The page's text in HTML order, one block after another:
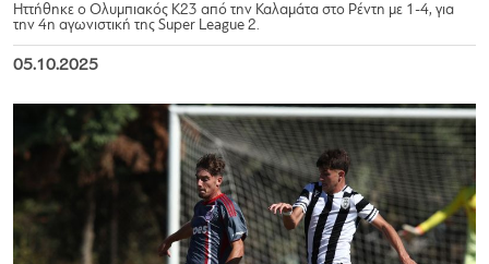
Ηττήθηκε ο Ολυμπιακός Κ23 από την Καλαμάτα στο Ρέντη με 1-4, για
την 4η αγωνιστική της Super League 2.
05.10.2025